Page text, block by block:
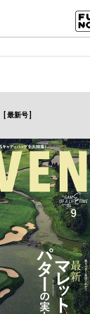
[ 最新号 ]